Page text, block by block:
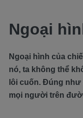
Ngoại
Ngoại hình của
nó, ta không thể
lôi cuốn. Đúng như
mọi người trên